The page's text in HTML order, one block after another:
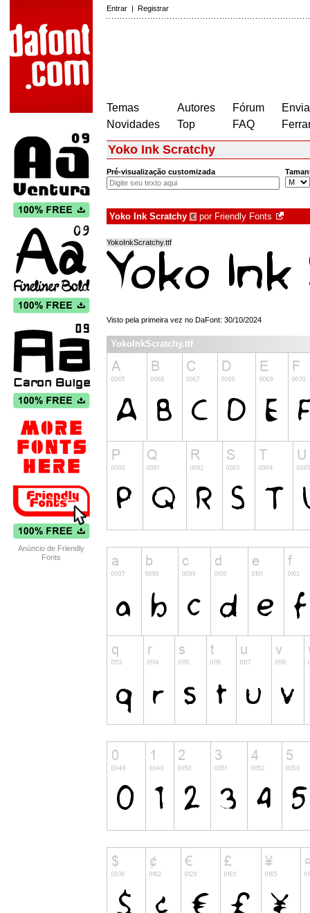
Entrar | Registrar
Temas
Novidades
Autores
Top
Fórum
FAQ
Anúncio de Friendly
Fonts
Yoko Ink Scratchy
Pré-visualização customizada
Yoko Ink Scratchy € por Friendly Fonts
YokoInkScratchy.ttf
Visto pela primeira vez no DaFont: 30/10/2024
YokoInkScratchy.ttf